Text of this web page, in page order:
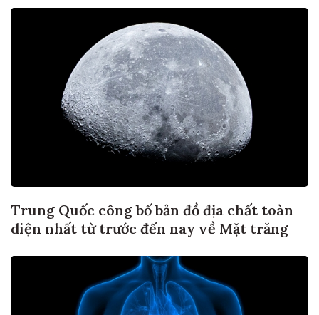
Trung Quốc công bố bản đồ địa chất toàn
diện nhất từ trước đến nay về Mặt trăng